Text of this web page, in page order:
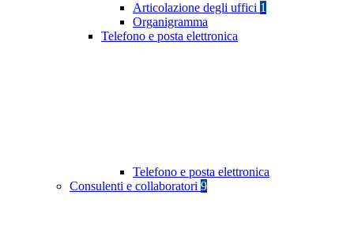
Articolazione degli uffici 1
Organigramma
Telefono e posta elettronica
Telefono e posta elettronica
Consulenti e collaboratori 9